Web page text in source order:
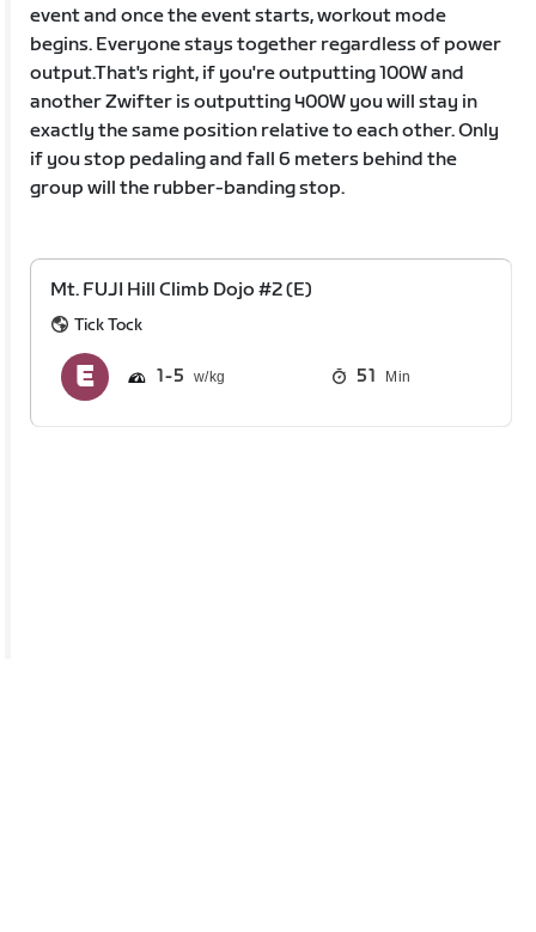
event and once the event starts, workout mode
begins. Everyone stays together regardless of power
output.That's right, if you're outputting 100W and
another Zwifter is outputting 400W you will stay in
exactly the same position relative to each other. Only
if you stop pedaling and fall 6 meters behind the
group will the rubber-banding stop.
Mt. FUJI Hill Climb Dojo #2 (E)
Tick Tock
1 5 51 Min